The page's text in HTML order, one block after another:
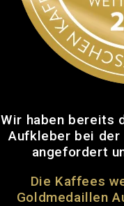
Wir haben bereits
Aufkleber bei der
angefordert
Die Kaffees
Goldmedaillen